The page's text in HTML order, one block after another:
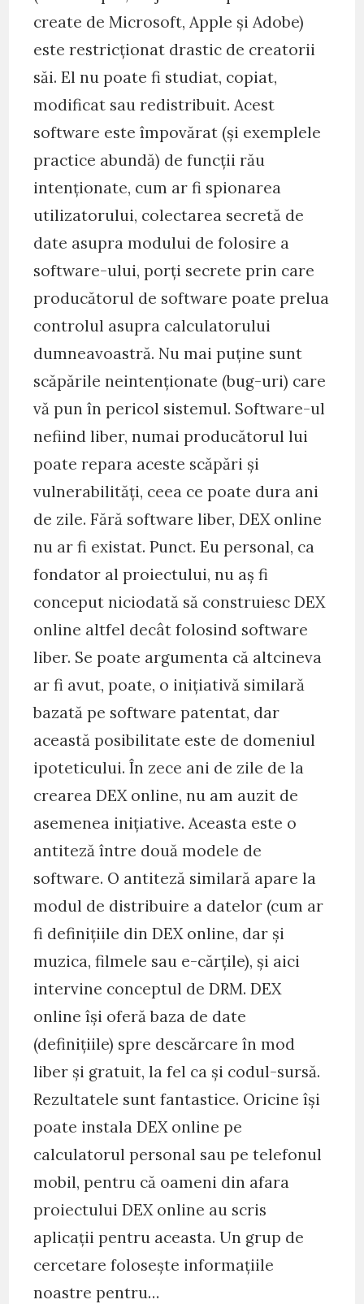
create de Microsoft, Apple și Adobe)
este restricționat drastic de creatorii
săi. El nu poate fi studiat, copiat,
modificat sau redistribuit. Acest
software este împovărat (și exemplele
practice abundă) de funcții rău
intenționate, cum ar fi spionarea
utilizatorului, colectarea secretă de
date asupra modului de folosire a
software-ului, porți secrete prin care
producătorul de software poate prelua
controlul asupra calculatorului
dumneavoastră. Nu mai puține sunt
scăpările neintenționate (bug-uri) care
vă pun în pericol sistemul. Software-ul
nefiind liber, numai producătorul lui
poate repara aceste scăpări și
vulnerabilități, ceea ce poate dura ani
de zile. Fără software liber, DEX online
nu ar fi existat. Punct. Eu personal, ca
fondator al proiectului, nu aș fi
conceput niciodată să construiesc DEX
online altfel decât folosind software
liber. Se poate argumenta că altcineva
ar fi avut, poate, o inițiativă similară
bazată pe software patentat, dar
această posibilitate este de domeniul
ipoteticului. În zece ani de zile de la
crearea DEX online, nu am auzit de
asemenea inițiative. Aceasta este o
antiteză între două modele de
software. O antiteză similară apare la
modul de distribuire a datelor (cum ar
fi definițiile din DEX online, dar și
muzica, filmele sau e-cărțile), și aici
intervine conceptul de DRM. DEX
online își oferă baza de date
(definițiile) spre descărcare în mod
liber și gratuit, la fel ca și codul-sursă.
Rezultatele sunt fantastice. Oricine își
poate instala DEX online pe
calculatorul personal sau pe telefonul
mobil, pentru că oameni din afara
proiectului DEX online au scris
aplicații pentru aceasta. Un grup de
cercetare folosește informațiile
noastre pentru…